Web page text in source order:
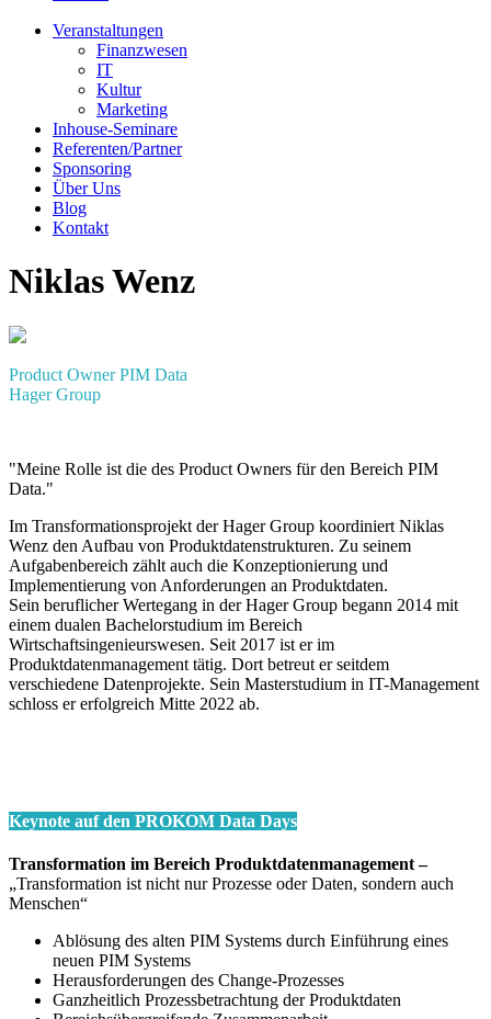
Veranstaltungen
Finanzwesen
IT
Kultur
Marketing
Inhouse-Seminare
Referenten/Partner
Sponsoring
Über Uns
Blog
Kontakt
Niklas Wenz
Product Owner PIM Data
Hager Group
"Meine Rolle ist die des Product Owners für den Bereich PIM
Data."
Im Transformationsprojekt der Hager Group koordiniert Niklas
Wenz den Aufbau von Produktdatenstrukturen. Zu seinem
Aufgabenbereich zählt auch die Konzeptionierung und
Implementierung von Anforderungen an Produktdaten.
Sein beruflicher Wertegang in der Hager Group begann 2014 mit
einem dualen Bachelorstudium im Bereich
Wirtschaftsingenieurswesen. Seit 2017 ist er im
Produktdatenmanagement tätig. Dort betreut er seitdem
verschiedene Datenprojekte. Sein Masterstudium in IT-Management
schloss er erfolgreich Mitte 2022 ab.
Keynote auf den PROKOM Data Days
Transformation im Bereich Produktdatenmanagement –
„Transformation ist nicht nur Prozesse oder Daten, sondern auch
Menschen“
Ablösung des alten PIM Systems durch Einführung eines
neuen PIM Systems
Herausforderungen des Change-Prozesses
Ganzheitlich Prozessbetrachtung der Produktdaten